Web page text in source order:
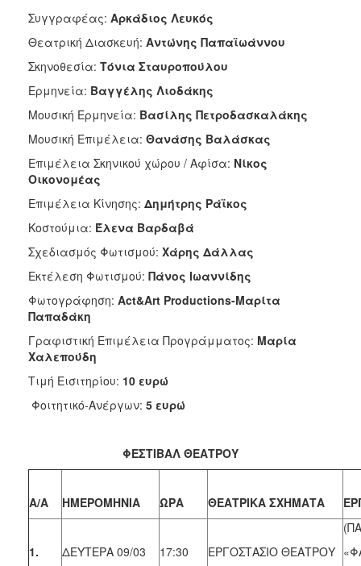
Συγγραφέας: Αρκάδιος Λευκός
Θεατρική Διασκευή: Αντώνης Παπαϊωάννου
Σκηνοθεσία: Τόνια Σταυροπούλου
Ερμηνεία: Βαγγέλης Λιοδάκης
Μουσική Ερμηνεία: Βασίλης Πετροδασκαλάκης
Μουσική Επιμέλεια: Θανάσης Βαλάσκας
Επιμέλεια Σκηνικού χώρου / Αφίσα: Νίκος
Οικονομέας
Επιμέλεια Κίνησης: Δημήτρης Ράϊκος
Κοστούμια: Έλενα Βαρδαβά
Σχεδιασμός Φωτισμού: Χάρης Δάλλας
Εκτέλεση Φωτισμού: Πάνος Ιωαννίδης
Φωτογράφηση: Act&Art Productions-Μαρίτα
Παπαδάκη
Γραφιστική Επιμέλεια Προγράμματος: Μαρία
Χαλεπούδη
Τιμή Εισιτηρίου: 10 ευρώ
Φοιτητικό-Ανέργων: 5 ευρώ
ΦΕΣΤΙΒΑΛ ΘΕΑΤΡΟΥ
Α/Α ΗΜΕΡΟΜΗΝΙΑ ΩΡΑ ΘΕΑΤΡΙΚΑ ΣΧΗΜΑΤΑ
1. ΔΕΥΤΕΡΑ 09/03 17:30 ΕΡΓΟΣΤΑΣΙΟ ΘΕΑΤΡΟΥ